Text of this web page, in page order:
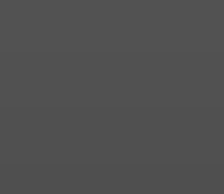
за попытку